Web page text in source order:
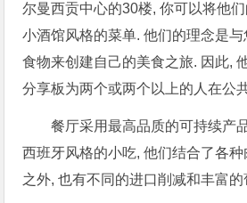
尔曼西贡中心的30楼, 你可以将他
小酒馆风格的菜单. 他们的理念是
食物来创建自己的美食之旅. 因此,
分享板为两个或两个以上的人在公
餐厅采用最高品质的可持续产
西班牙风格的小吃, 他们结合了各
之外, 也有不同的进口削减和丰富